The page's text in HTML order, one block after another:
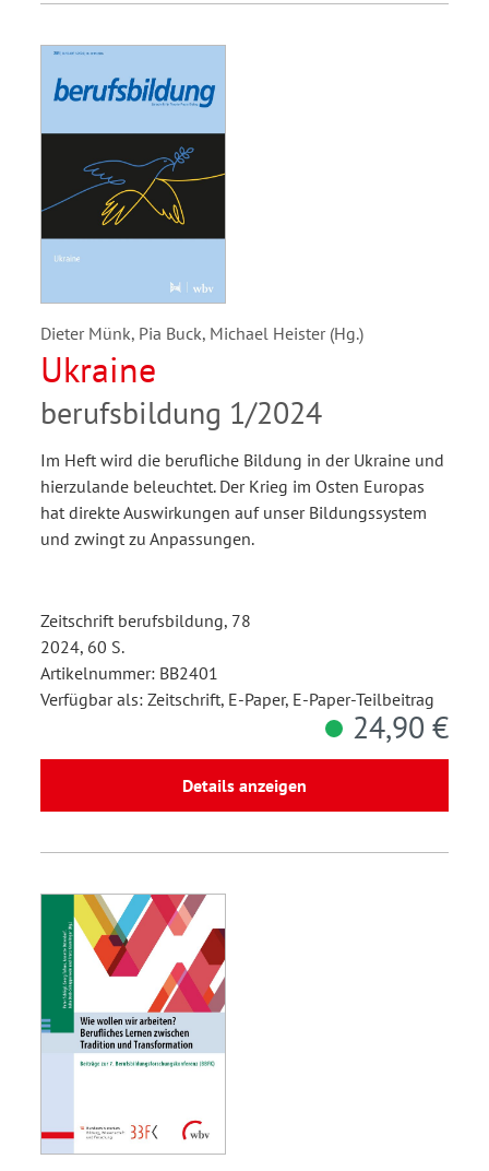
Dieter Münk, Pia Buck, Michael Heister (Hg.)
Ukraine
berufsbildung 1/2024
Im Heft wird die berufliche Bildung in der Ukraine und
hierzulande beleuchtet. Der Krieg im Osten Europas
hat direkte Auswirkungen auf unser Bildungssystem
und zwingt zu Anpassungen.
Zeitschrift berufsbildung, 78
2024, 60 S.
Artikelnummer: BB2401
Verfügbar als: Zeitschrift, E-Paper, E-Paper-Teilbeitrag
24,90 €
Details anzeigen